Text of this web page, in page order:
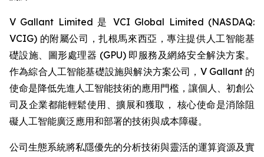
V Gallant Limited 是 VCI Global Limited (NASDAQ:
VCIG) 的附屬公司，扎根馬來西亞，專注提供人工智能基
礎設施、圖形處理器 (GPU) 即服務及網絡安全解決方案。
作為綜合人工智能基礎設施與解決方案公司，V Gallant 的
使命是降低先進人工智能技術的應用門檻，讓個人、初創公
司及企業都能輕鬆使用、擴展和獲取， 核心使命是消除阻
礙人工智能廣泛應用和部署的技術與成本障礙。
公司生態系統將私隱優先的分析技術與靈活的運算資源及實